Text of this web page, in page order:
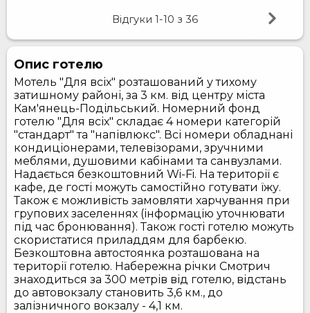
Відгуки 1-10 з 36
Опис готелю
Мотель "Для всіх" розташований у тихому
затишному районі, за 3 км. від центру міста
Кам'янець-Подільський. Номерний фонд
готелю "Для всіх" складає 4 номери категорій
"стандарт" та "напівлюкс". Всі номери обладнані
кондиціонерами, телевізорами, зручними
меблями, душовими кабінами та санвузлами.
Надається безкоштовний Wi-Fi. На території є
кафе, де гості можуть самостійно готувати їжу.
Також є можливість замовляти харчування при
групових заселеннях (інформацію уточнювати
під час бронювання). Також гості готелю можуть
скористатися приладдям для барбекю.
Безкоштовна автостоянка розташована на
території готелю. Набережна річки Смотрич
знаходиться за 300 метрів від готелю, відстань
до автовокзалу становить 3,6 км., до
залізничного вокзалу - 4,1 км.